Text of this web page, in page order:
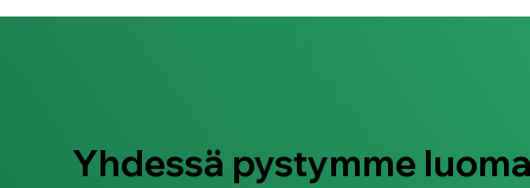
Yhdessä pystymme